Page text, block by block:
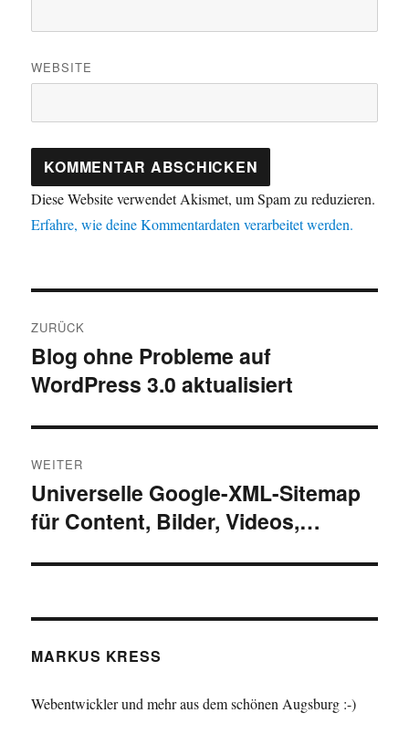
WEBSITE
Diese Website verwendet Akismet, um Spam zu reduzieren.
Erfahre, wie deine Kommentardaten verarbeitet werden.
ZURÜCK
Vorheriger
Beitrag:
Blog ohne Probleme auf
WordPress 3.0 aktualisiert
WEITER
Nächster
Beitrag:
Universelle Google-XML-Sitemap
für Content, Bilder, Videos,…
MARKUS KRESS
Webentwickler und mehr aus dem schönen Augsburg :-)